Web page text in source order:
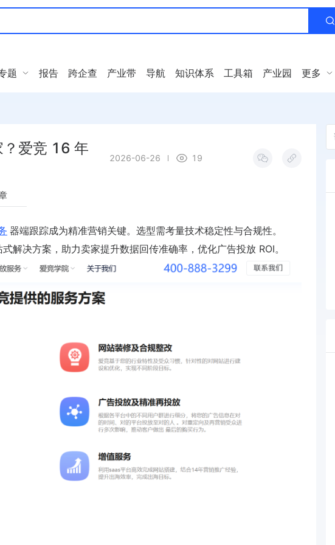
题 报告 跨企查 产业带 导航 知识体系 工具箱 产业园 更多
爱竞 16 年
2026-06-26 19
器端跟踪成为精准营销关键。选型需考量技术稳定性与合规性。
解决方案，助力卖家提升数据回传准确率，优化广告投放 ROI。